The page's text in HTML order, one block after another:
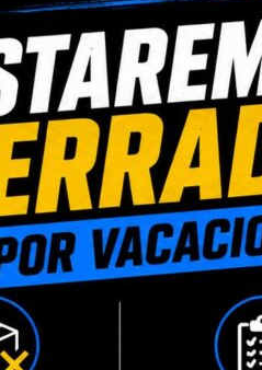
PESO
ELIGE TU
PRESENTACIÓN